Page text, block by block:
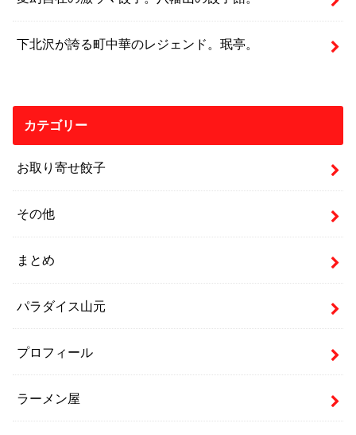
下北沢が誇る町中華のレジェンド。珉亭。
カテゴリー
お取り寄せ餃子
その他
まとめ
パラダイス山元
プロフィール
ラーメン屋